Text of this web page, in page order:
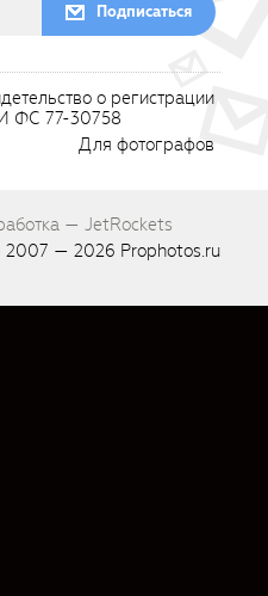
Подписаться
о регистрации
ФС 77-30758
Для фотографов
— JetRockets
— 2026 Prophotos.ru